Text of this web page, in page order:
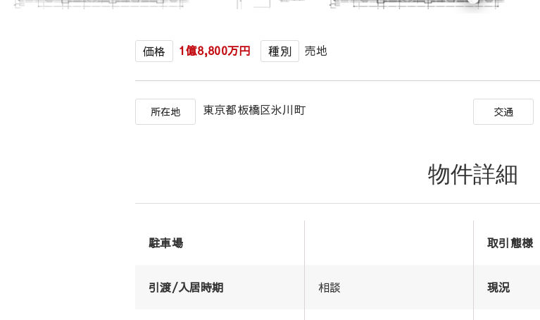
価格 1億8,800万円 種別 売地
所在地 東京都板橋区氷川町 交通
物件詳細
駐車場 取引態様
引渡/入居時期 相談 現況